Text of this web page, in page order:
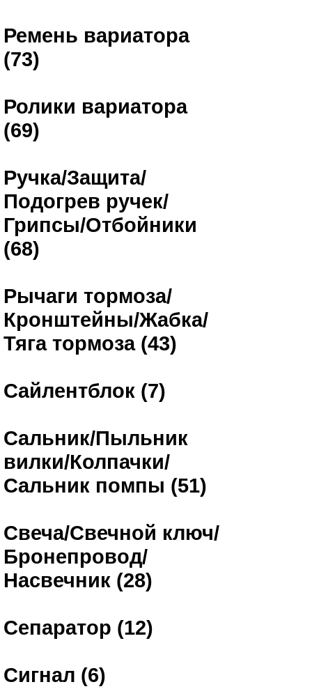
Ремень вариатора
(73)
Ролики вариатора
(69)
Ручка/Защита/
Подогрев ручек/
Грипсы/Отбойники
(68)
Рычаги тормоза/
Кронштейны/Жабка/
Тяга тормоза (43)
Сайлентблок (7)
Сальник/Пыльник
вилки/Колпачки/
Сальник помпы (51)
Свеча/Свечной ключ/
Бронепровод/
Насвечник (28)
Сепаратор (12)
Сигнал (6)